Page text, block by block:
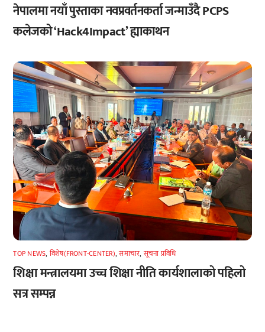
नेपालमा नयाँ पुस्ताका नवप्रवर्तनकर्ता जन्माउँदै PCPS
कलेजको ‘Hack4Impact’ ह्याकाथन
TOP NEWS, विशेष(FRONT-CENTER),समाचार, सूचना प्रविधि
शिक्षा मन्त्रालयमा उच्च शिक्षा नीति कार्यशालाको पहिलो
सत्र सम्पन्न